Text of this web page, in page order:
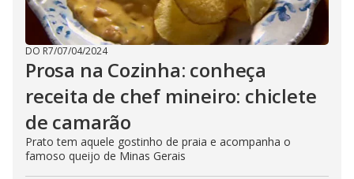
DO R7/07/04/2024
Prosa na Cozinha: conheça
receita de chef mineiro: chiclete
de camarão
Prato tem aquele gostinho de praia e acompanha o
famoso queijo de Minas Gerais